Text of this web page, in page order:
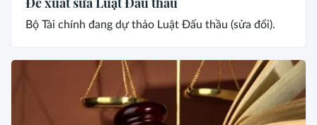
Bộ Tài chính đang dự thảo Luật Đấu thầu (sửa đổi).